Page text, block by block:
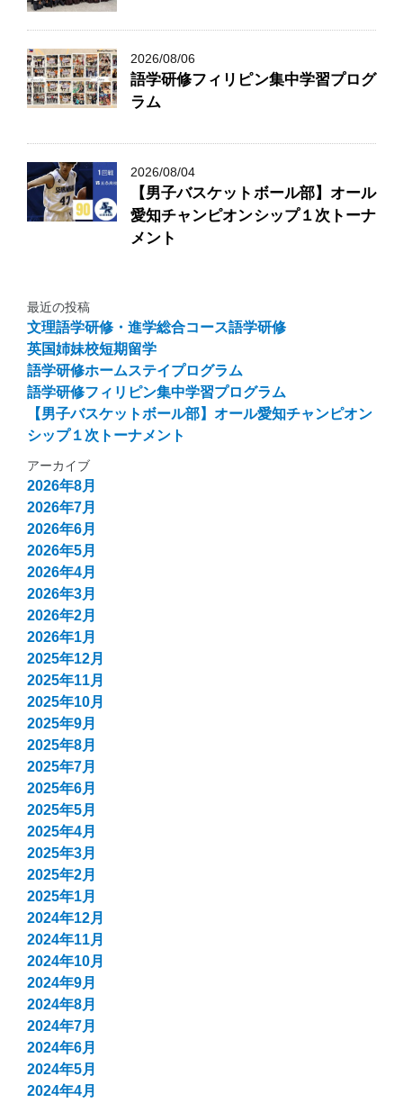
2026/08/06
語学研修フィリピン集中学習プログ
ラム
2026/08/04
【男子バスケットボール部】オール
愛知チャンピオンシップ１次トーナ
メント
最近の投稿
文理語学研修・進学総合コース語学研修
英国姉妹校短期留学
語学研修ホームステイプログラム
語学研修フィリピン集中学習プログラム
【男子バスケットボール部】オール愛知チャンピオン
シップ１次トーナメント
アーカイブ
2026年8月
2026年7月
2026年6月
2026年5月
2026年4月
2026年3月
2026年2月
2026年1月
2025年12月
2025年11月
2025年10月
2025年9月
2025年8月
2025年7月
2025年6月
2025年5月
2025年4月
2025年3月
2025年2月
2025年1月
2024年12月
2024年11月
2024年10月
2024年9月
2024年8月
2024年7月
2024年6月
2024年5月
2024年4月